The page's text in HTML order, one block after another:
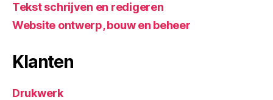
Tekst schrijven en redigeren
Website ontwerp, bouw en beheer
Klanten
Drukwerk